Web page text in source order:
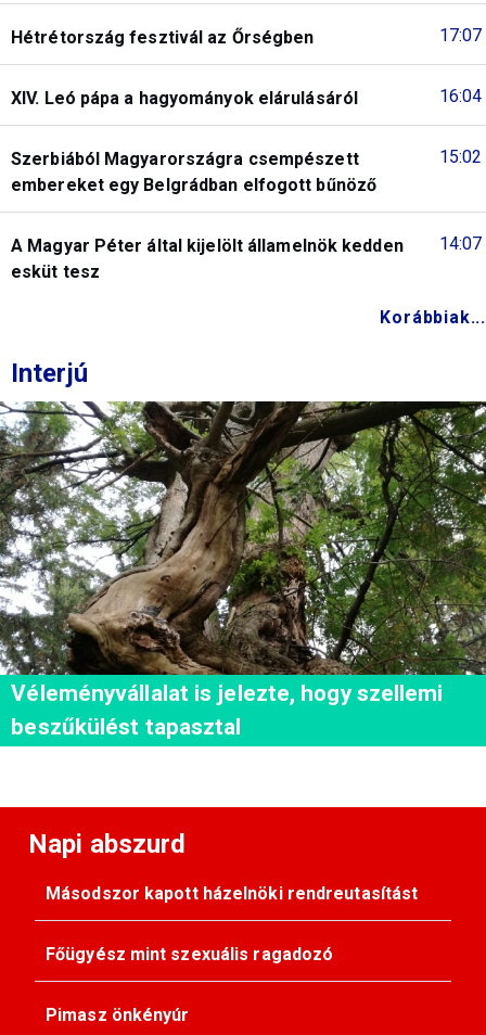
17:07
Hétrétország fesztivál az Őrségben
16:04
XIV. Leó pápa a hagyományok elárulásáról
15:02
Szerbiából Magyarországra csempészett
embereket egy Belgrádban elfogott bűnöző
14:07
A Magyar Péter által kijelölt államelnök kedden
esküt tesz
Korábbiak...
Interjú
Véleményvállalat is jelezte, hogy szellemi
beszűkülést tapasztal
Napi abszurd
Másodszor kapott házelnöki rendreutasítást
Főügyész mint szexuális ragadozó
Pimasz önkényúr